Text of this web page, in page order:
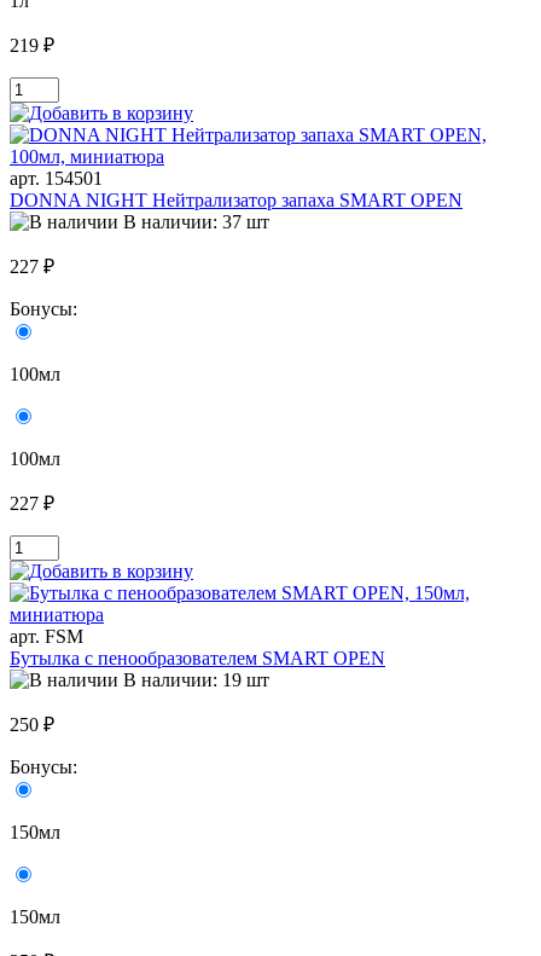
219 ₽
арт. 154501
DONNA NIGHT Нейтрализатор запаха SMART OPEN
В наличии: 37 шт
227 ₽
Бонусы:
100мл
100мл
227 ₽
арт. FSM
Бутылка с пенообразователем SMART OPEN
В наличии: 19 шт
250 ₽
Бонусы:
150мл
150мл